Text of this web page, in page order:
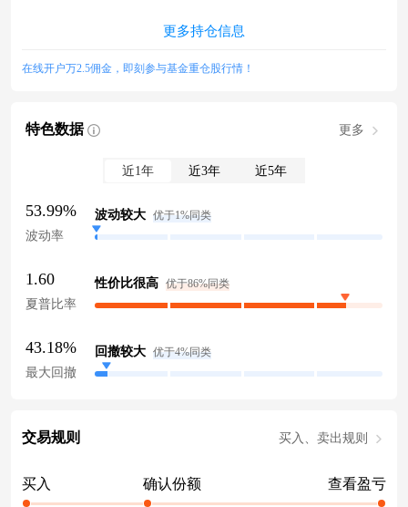
更多持仓信息
在线开户万2.5佣金，即刻参与基金重仓股行情！
特色数据 更多
近1年 近3年 近5年
53.99%
波动率
波动较大 优于1%同类
1.60
夏普比率
性价比很高 优于86%同类
43.18%
最大回撤
回撤较大 优于4%同类
交易规则 买入、卖出规则
买入 确认份额 查看盈亏